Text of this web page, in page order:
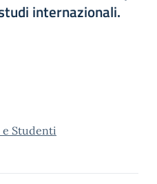
internazionali.
e Studenti